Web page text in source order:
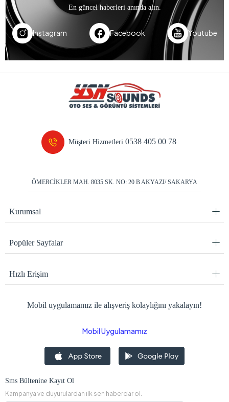
En güncel haberleri anında alın.
Instagram Facebook Youtube
Müşteri Hizmetleri0538 405 00 78
ÖMERCİKLER MAH. 8035 SK. NO: 20 B AKYAZI/ SAKARYA
Kurumsal
Popüler Sayfalar
Hızlı Erişim
Mobil uygulamamız ile alışveriş kolaylığını yakalayın!
Mobil Uygulamamız
Sms Bültenine Kayıt Ol
Kampanya ve duyurulardan ilk sen haberdar ol.